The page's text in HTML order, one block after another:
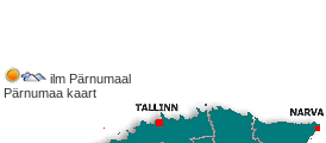
ilm Pärnumaal
Pärnumaa kaart